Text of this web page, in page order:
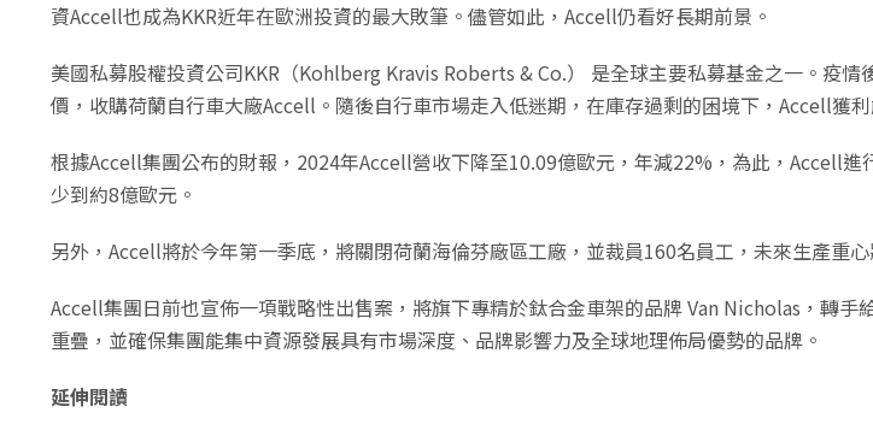
資Accell也成為KKR近年在歐洲投資的最大敗筆。儘管如此，Accell仍看好長期前景。
美國私募股權投資公司KKR（Kohlberg Kravis Roberts & Co.） 是全球主要私募基金之一。疫
價，收購荷蘭自行車大廠Accell。隨後自行車市場走入低迷期，在庫存過剩的困境下，Accell獲利
根據Accell集團公布的財報，2024年Accell營收下降至10.09億歐元，年減22%，為此，Accell
少到約8億歐元。
另外，Accell將於今年第一季底，將關閉荷蘭海倫芬廠區工廠，並裁員160名員工，未來生產重
Accell集團日前也宣佈一項戰略性出售案，將旗下專精於鈦合金車架的品牌 Van Nicholas，轉
重疊，並確保集團能集中資源發展具有市場深度、品牌影響力及全球地理佈局優勢的品牌。
延伸閱讀